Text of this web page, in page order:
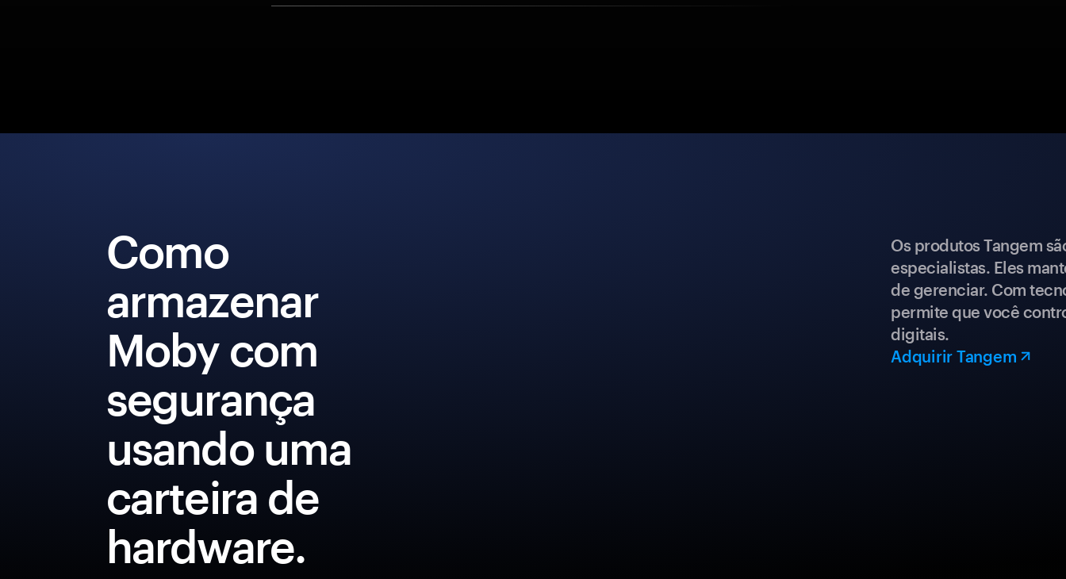
Como
armazenar
Moby com
segurança
usando uma
carteira de
hardware.
Os produtos Tangem
especialistas. Eles
de gerenciar. Com
permite que você
digitais.
Adquirir Tangem